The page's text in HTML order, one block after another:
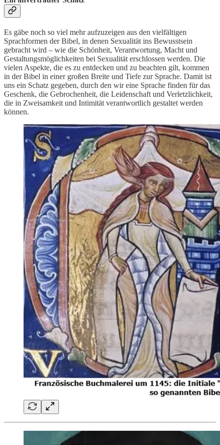
Es gäbe noch so viel mehr aufzuzeigen aus den vielfältigen
Sprachformen der Bibel, in denen Sexualität ins Bewusstsein
gebracht wird – wie die Schönheit, Verantwortung, Macht und
Gestaltungsmöglichkeiten bei Sexualität erschlossen werden. Die
vielen Aspekte, die es zu entdecken und zu beachten gilt, kommen
in der Bibel in einer großen Breite und Tiefe zur Sprache. Damit ist
uns ein Schatz gegeben, durch den wir eine Sprache finden für das
Geschenk, die Gebrochenheit, die Leidenschaft und Verletzlichkeit,
die in Zweisamkeit und Intimität verantwortlich gestaltet werden
können.